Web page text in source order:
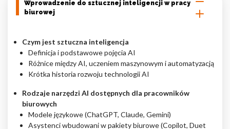
Wprowadzenie do sztucznej inteligencji w pracy
biurowej
Czym jest sztuczna inteligencja
Definicja i podstawowe pojęcia AI
Różnice między AI, uczeniem maszynowym i automatyzacją
Krótka historia rozwoju technologii AI
Rodzaje narzędzi AI dostępnych dla pracowników
biurowych
Modele językowe (ChatGPT, Claude, Gemini)
Asystenci wbudowani w pakiety biurowe (Copilot, Duet
Nieklasyfikowane pliki cookie, to pliki, które są w procesie
Odrzuć
Zapisz moje preferencje
Akceptuj wszystko